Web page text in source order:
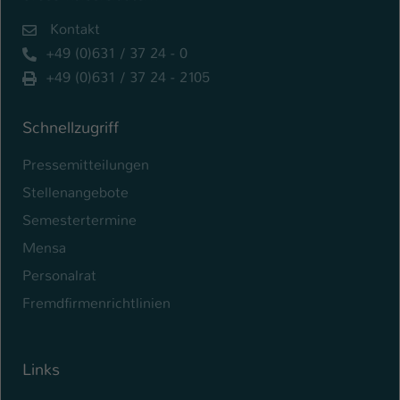
Kontakt
+49 (0)631 / 37 24 - 0
+49 (0)631 / 37 24 - 2105
Schnellzugriff
Pressemitteilungen
Stellenangebote
Semestertermine
Mensa
Personalrat
Fremdfirmenrichtlinien
Links
Name
Anbieter TYPO3
Zweck
ein Besucher im Typo3-Backend